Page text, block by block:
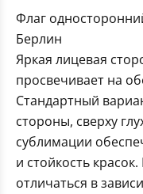
Флаг
Берлин
Яркая лицевая
просвечивает на
Стандартный
стороны, сверху
сублимации
и стойкость
отличаться в